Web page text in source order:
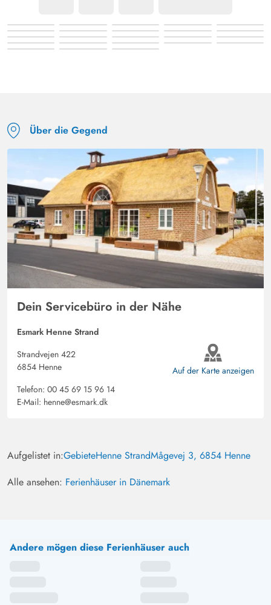
Über die Gegend
Dein Servicebüro in der Nähe
Esmark Henne Strand
Strandvejen 422
6854 Henne
Telefon: 00 45 69 15 96 14
E-Mail: henne@esmark.dk
Auf der Karte anzeigen
Aufgelistet in:GebieteHenne StrandMågevej 3, 6854 Henne
Alle ansehen: Ferienhäuser in Dänemark
Andere mögen diese Ferienhäuser auch